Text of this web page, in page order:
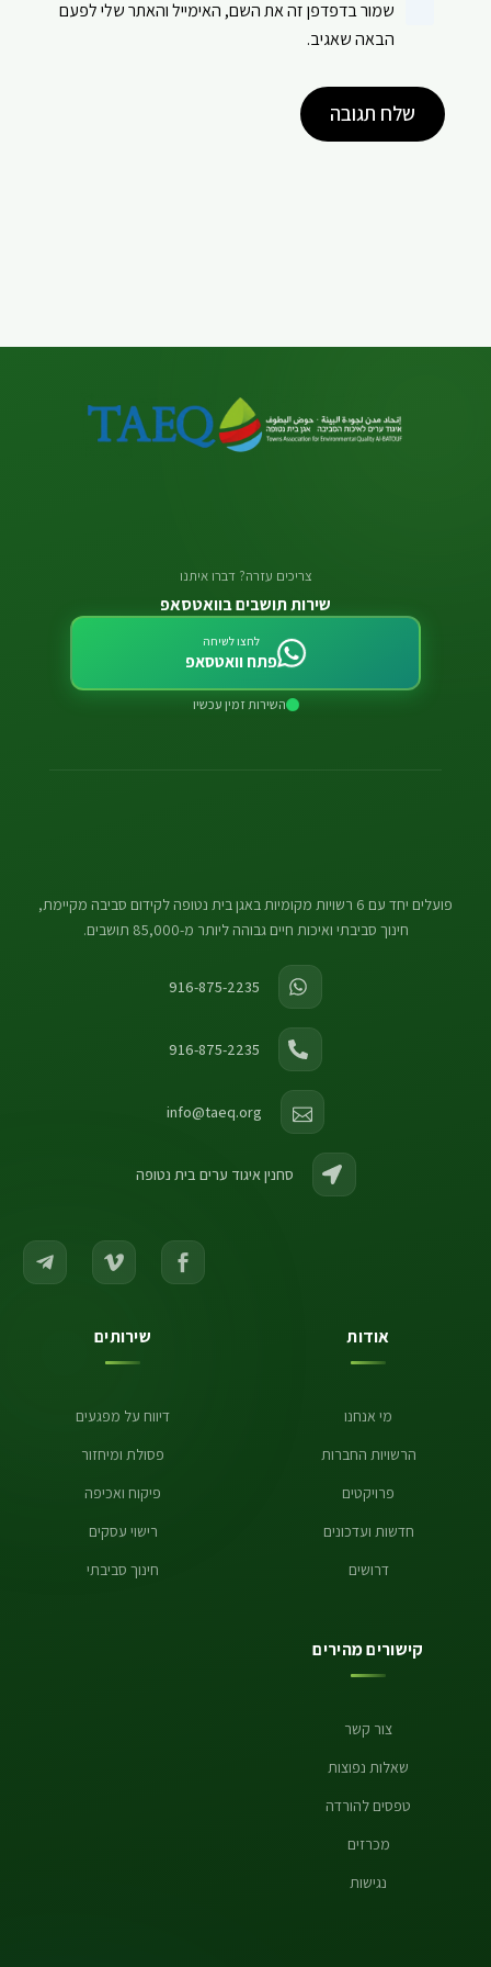
שמור בדפדפן זה את השם, האימייל והאתר שלי לפעם
הבאה שאגיב.
שלח תגובה
צריכים עזרה? דברו איתנו
שירות תושבים בוואטסאפ
לחצו לשיחה
פתח וואטסאפ
השירות זמין עכשיו
פועלים יחד עם 6 רשויות מקומיות באגן בית נטופה לקידום סביבה מקיימת,
חינוך סביבתי ואיכות חיים גבוהה ליותר מ-85,000 תושבים.
916-875-2235
916-875-2235
info@taeq.org
סחנין איגוד ערים בית נטופה
אודות
מי אנחנו
הרשויות החברות
פרויקטים
חדשות ועדכונים
דרושים
שירותים
דיווח על מפגעים
פסולת ומיחזור
פיקוח ואכיפה
רישוי עסקים
חינוך סביבתי
קישורים מהירים
צור קשר
שאלות נפוצות
טפסים להורדה
מכרזים
נגישות